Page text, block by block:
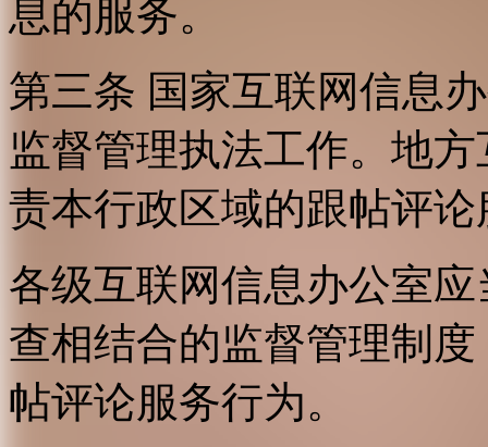
息的服务。
第三条 国家互联网信息
监督管理执法工作。地
责本行政区域的跟帖评
各级互联网信息办公室
查相结合的监督管理制
帖评论服务行为。